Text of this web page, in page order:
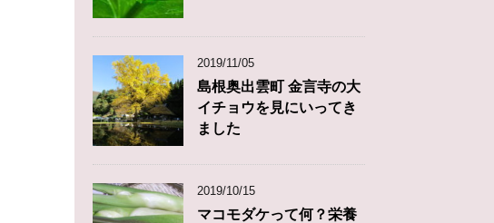
2019/11/05
島根奥出雲町 金言寺の大
イチョウを見にいってき
ました
2019/10/15
マコモダケって何？栄養